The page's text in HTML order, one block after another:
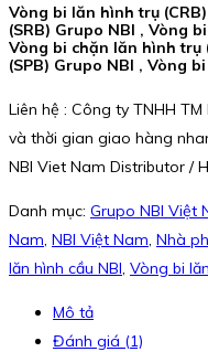
Vòng bi lăn hình trụ
(SRB) Grupo NBI , Vòng
Vòng bi chặn lăn hình trụ
(SPB) Grupo NBI , Vòng
Liên hệ : Công ty TNHH
và thời gian giao hàng
NBI Viet Nam Distributor /
Danh mục: Grupo NBI Việt
Nam NBI Việt Nam Nhà
lăn hình cầu NBI Vòng bi
Mô tả
Đánh giá (1)